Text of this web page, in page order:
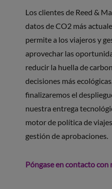
Los clientes de Reed &
datos de CO2 más
permite a los viajeros y
aprovechar las
reducir la huella de
decisiones más
finalizaremos el
nuestra entrega
motor de política de
gestión de aprobaciones.
Póngase en contacto con